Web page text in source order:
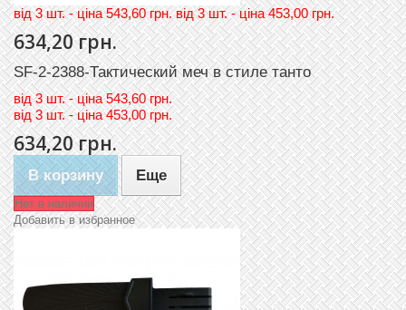
вiд 3 шт. - цiна 543,60 грн. вiд 3 шт. - цiна 453,00 грн.
634,20 грн.
SF-2-2388-Тактический меч в стиле танто
вiд3 шт. - цiна 543,60 грн.
вiд3 шт. - цiна 453,00 грн.
634,20 грн.
В корзину Еще
Нет в наличии
Добавить в избранное